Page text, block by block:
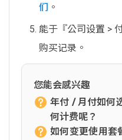
们 。
能于『公司设置 >
购买记录。
您能会感兴趣
年付 / 月付如何
何计费呢？
如何变更使用套